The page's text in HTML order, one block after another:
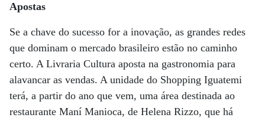
Apostas
Se a chave do sucesso for a inovação, as grandes redes
que dominam o mercado brasileiro estão no caminho
certo. A Livraria Cultura aposta na gastronomia para
alavancar as vendas. A unidade do Shopping Iguatemi
terá, a partir do ano que vem, uma área destinada ao
restaurante Maní Manioca, de Helena Rizzo, que há